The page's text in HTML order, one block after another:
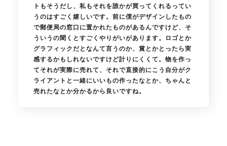
トもそうだし、私もそれを誰かが買ってくれるってい
うのはすごく嬉しいです。前に僕がデザインしたもの
で郵便局の窓口に置かれたものがあるんですけど、そ
ういうの聞くとすごくやりがいがあります。ロゴとか
グラフィックだとなんて言うのか、賞とかとったら実
感するかもしれないですけど計りにくくて。物を作っ
てそれが実際に売れて、それで直接的にこう自分がク
ライアントと一緒にいいもの作ったなとか、ちゃんと
売れたなとか分かるから良いですね。